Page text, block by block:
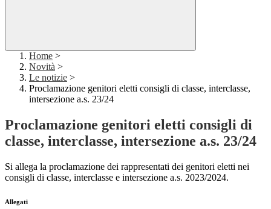
Home >
Novità >
Le notizie >
Proclamazione genitori eletti consigli di classe, interclasse,
intersezione a.s. 23/24
Proclamazione genitori eletti consigli di
classe, interclasse, intersezione a.s. 23/24
Si allega la proclamazione dei rappresentati dei genitori eletti nei
consigli di classe, interclasse e intersezione a.s. 2023/2024.
Allegati